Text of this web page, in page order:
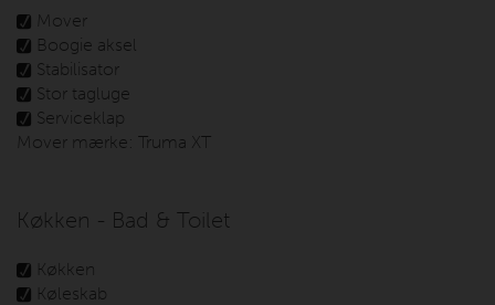
Mover
Boogie aksel
Stabilisator
Stor tagluge
Serviceklap
Mover mærke: Truma XT
Køkken - Bad & Toilet
Køkken
Køleskab